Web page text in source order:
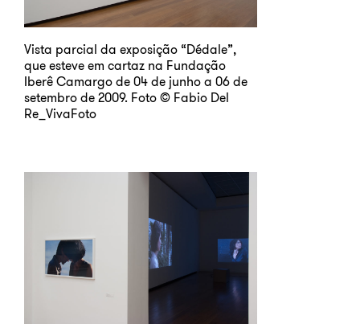
Vista parcial da exposição “Dédale”,
que esteve em cartaz na Fundação
Iberê Camargo de 04 de junho a 06 de
setembro de 2009. Foto © Fabio Del
Re_VivaFoto